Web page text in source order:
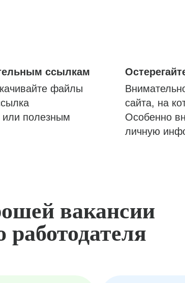
ссылкам
файлы
или полезным
сайта, на
Особенно
личную
вакансии
работодателя